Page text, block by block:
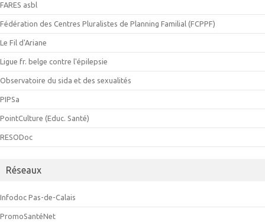
FARES asbl
Fédération des Centres Pluralistes de Planning Familial (FCPPF)
Le Fil d'Ariane
Ligue fr. belge contre l'épilepsie
Observatoire du sida et des sexualités
PIPSa
PointCulture (Educ. Santé)
RESODoc
Réseaux
Infodoc Pas-de-Calais
PromoSantéNet